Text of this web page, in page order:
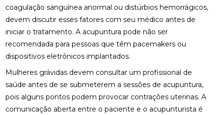
coagulação sanguínea anormal ou distúrbios hemorrágicos,
devem discutir esses fatores com seu médico antes de
iniciar o tratamento. A acupuntura pode não ser
recomendada para pessoas que têm pacemakers ou
dispositivos eletrônicos implantados.
Mulheres grávidas devem consultar um profissional de
saúde antes de se submeterem a sessões de acupuntura,
pois alguns pontos podem provocar contrações uterinas. A
comunicação aberta entre o paciente e o acupunturista é
EM QUAIS CASOS A FISIOTERAPIA É
RECOMENDADA?
VOCÊ
ENCONTRE A MELHOR CLÍNICA DE QUIROPRAXIA
PERTO DE VOCÊ
ENCONTRE QUIROPRAXIA PERTO DE VOCÊ